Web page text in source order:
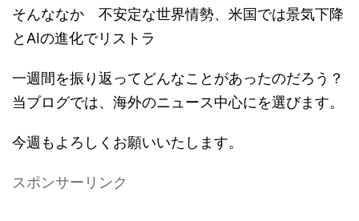
そんななか 不安定な世界情勢、米国では景気下降
とAIの進化でリストラ
一週間を振り返ってどんなことがあったのだろう？
当ブログでは、海外のニュース中心にを選びます。
今週もよろしくお願いいたします。
スポンサーリンク